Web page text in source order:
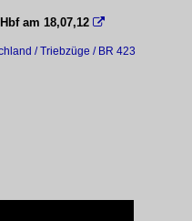
am 18,07,12 
/ Triebzüge / BR 423